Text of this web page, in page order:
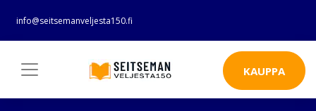
info@seitsemanveljesta150.fi
KAUPPA